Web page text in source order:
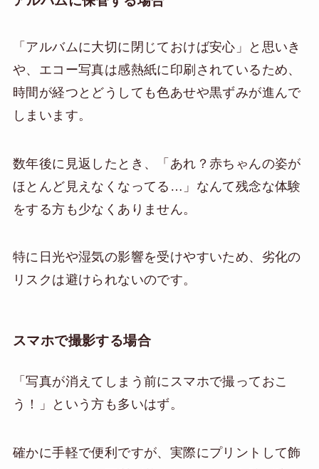
「アルバムに大切に閉じておけば安心」と思いき
や、エコー写真は感熱紙に印刷されているため、
時間が経つとどうしても色あせや黒ずみが進んで
しまいます。
数年後に見返したとき、「あれ？赤ちゃんの姿が
ほとんど見えなくなってる…」なんて残念な体験
をする方も少なくありません。
特に日光や湿気の影響を受けやすいため、劣化の
リスクは避けられないのです。
スマホで撮影する場合
「写真が消えてしまう前にスマホで撮っておこ
う！」という方も多いはず。
確かに手軽で便利ですが、実際にプリントして飾